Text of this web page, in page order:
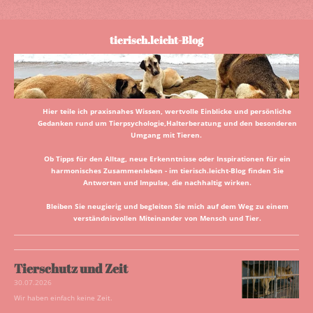
tierisch.leicht-Blog
Hier teile ich praxisnahes Wissen, wertvolle Einblicke und persönliche
Gedanken rund um Tierpsychologie,Halterberatung und den besonderen
Umgang mit Tieren.
Ob Tipps für den Alltag, neue Erkenntnisse oder Inspirationen für ein
harmonisches Zusammenleben - im tierisch.leicht-Blog finden Sie
Antworten und Impulse, die nachhaltig wirken.
Bleiben Sie neugierig und begleiten Sie mich auf dem Weg zu einem
verständnisvollen Miteinander von Mensch und Tier.
Tierschutz und Zeit
30.07.2026
Wir haben einfach keine Zeit.